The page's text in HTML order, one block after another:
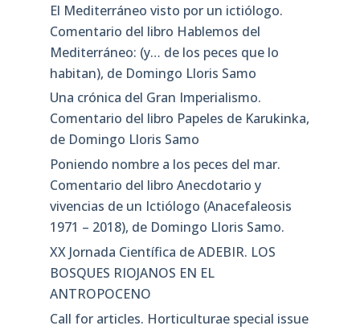
El Mediterráneo visto por un ictiólogo.
Comentario del libro Hablemos del
Mediterráneo: (y… de los peces que lo
habitan), de Domingo Lloris Samo
Una crónica del Gran Imperialismo.
Comentario del libro Papeles de Karukinka,
de Domingo Lloris Samo
Poniendo nombre a los peces del mar.
Comentario del libro Anecdotario y
vivencias de un Ictiólogo (Anacefaleosis
1971 – 2018), de Domingo Lloris Samo.
XX Jornada Científica de ADEBIR. LOS
BOSQUES RIOJANOS EN EL
ANTROPOCENO
Call for articles. Horticulturae special issue